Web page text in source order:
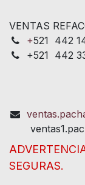
VENTAS
+521 442
+521 442
SEGURAS.